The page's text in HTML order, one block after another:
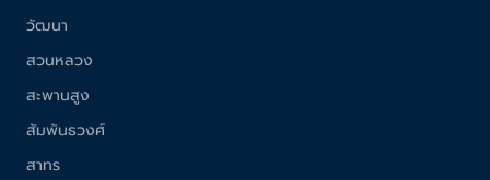
วัฒนา
สวนหลวง
สะพานสูง
สัมพันธวงศ์
สาทร